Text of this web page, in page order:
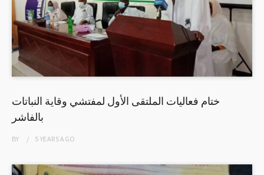
ختام فعاليات الملتقى الأول لمفتشي وقاية النباتات
بالفاشر
BY 5 YEARSAGO